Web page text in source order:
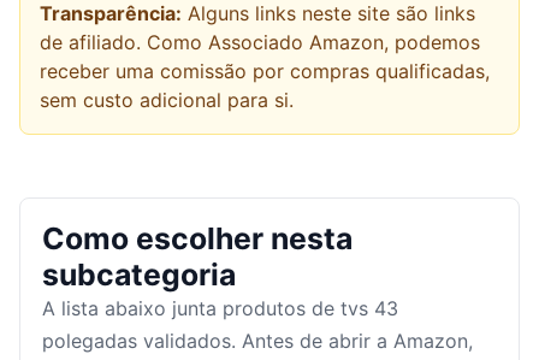
Transparência: Alguns links neste site são links
de afiliado. Como Associado Amazon, podemos
receber uma comissão por compras qualificadas,
sem custo adicional para si.
Como escolher nesta
subcategoria
A lista abaixo junta produtos de tvs 43
polegadas validados. Antes de abrir a Amazon,